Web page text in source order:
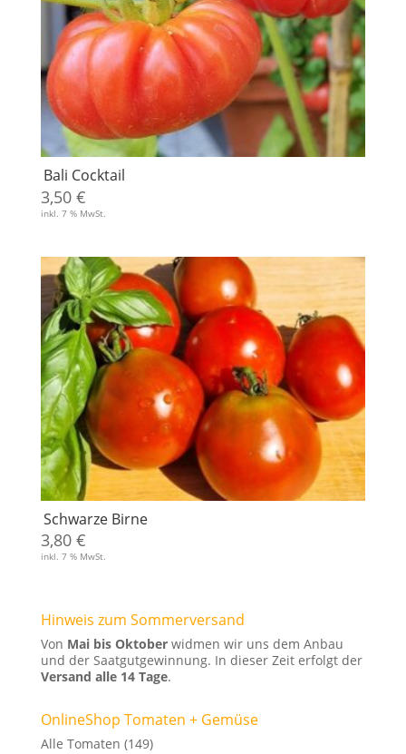
Bali Cocktail
3,50 €
inkl. 7 % MwSt.
Schwarze Birne
3,80 €
inkl. 7 % MwSt.
Hinweis zum Sommerversand
Von Mai bis Oktoberwidmen wir uns dem Anbau
und der Saatgutgewinnung. In dieser Zeit erfolgt der
Versand alle 14 Tage.
OnlineShop Tomaten + Gemüse
Alle Tomaten (149)